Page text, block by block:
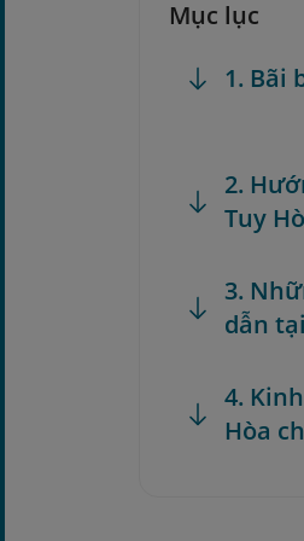
Mục lục
1. Bãi
2.
Tuy
3.
dẫn
4.
Hòa